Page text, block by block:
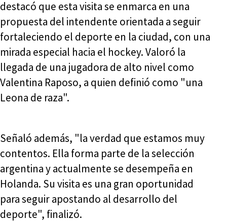
destacó que esta visita se enmarca en una
propuesta del intendente orientada a seguir
fortaleciendo el deporte en la ciudad, con una
mirada especial hacia el hockey. Valoró la
llegada de una jugadora de alto nivel como
Valentina Raposo, a quien definió como "una
Leona de raza".
Señaló además, "la verdad que estamos muy
contentos. Ella forma parte de la selección
argentina y actualmente se desempeña en
Holanda. Su visita es una gran oportunidad
para seguir apostando al desarrollo del
deporte", finalizó.